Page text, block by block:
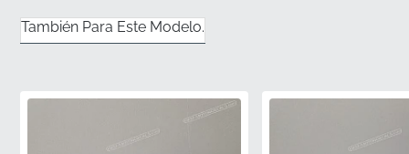
✅Embalaje original del fabricante:
Corte de precisión con herramientas de fábrica
Este gráfico se produce utilizando la
También Para Este Modelo.